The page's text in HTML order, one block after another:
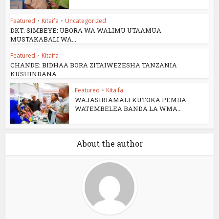
Featured • Kitaifa • Uncategorized
DKT. SIMBEYE: UBORA WA WALIMU UTAAMUA
MUSTAKABALI WA...
Featured • Kitaifa
CHANDE: BIDHAA BORA ZITAIWEZESHA TANZANIA
KUSHINDANA...
Featured • Kitaifa
WAJASIRIAMALI KUTOKA PEMBA
WATEMBELEA BANDA LA WMA...
About the author